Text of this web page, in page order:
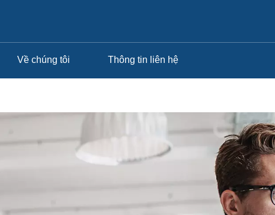
Về chúng tôi Thông tin liên hệ